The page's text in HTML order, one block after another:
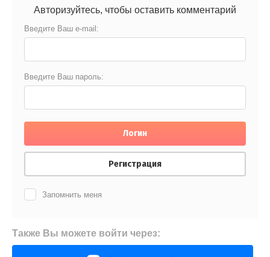
Авторизуйтесь, чтобы оставить комментарий
Введите Ваш e-mail:
Введите Ваш пароль:
Логин
Регистрация
Запомнить меня
Также Вы можете войти через: